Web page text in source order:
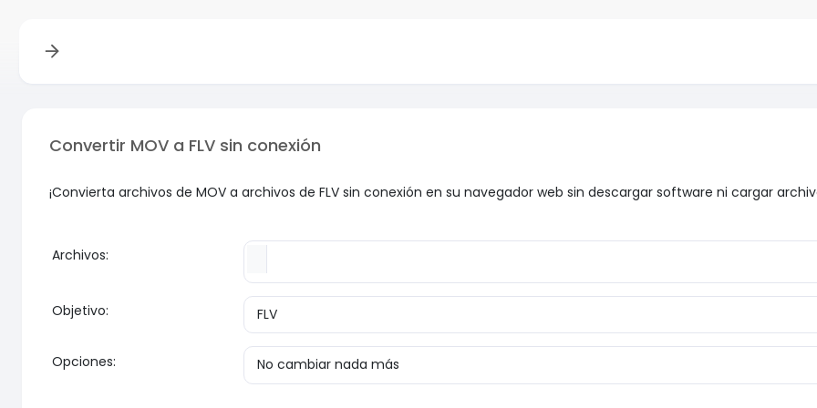
Convertir MOV a FLV sin conexión
¡Convierta archivos de MOV a archivos de FLV sin conexión en su navegador web sin descargar software ni cargar
Archivos:
Objetivo:
Opciones: